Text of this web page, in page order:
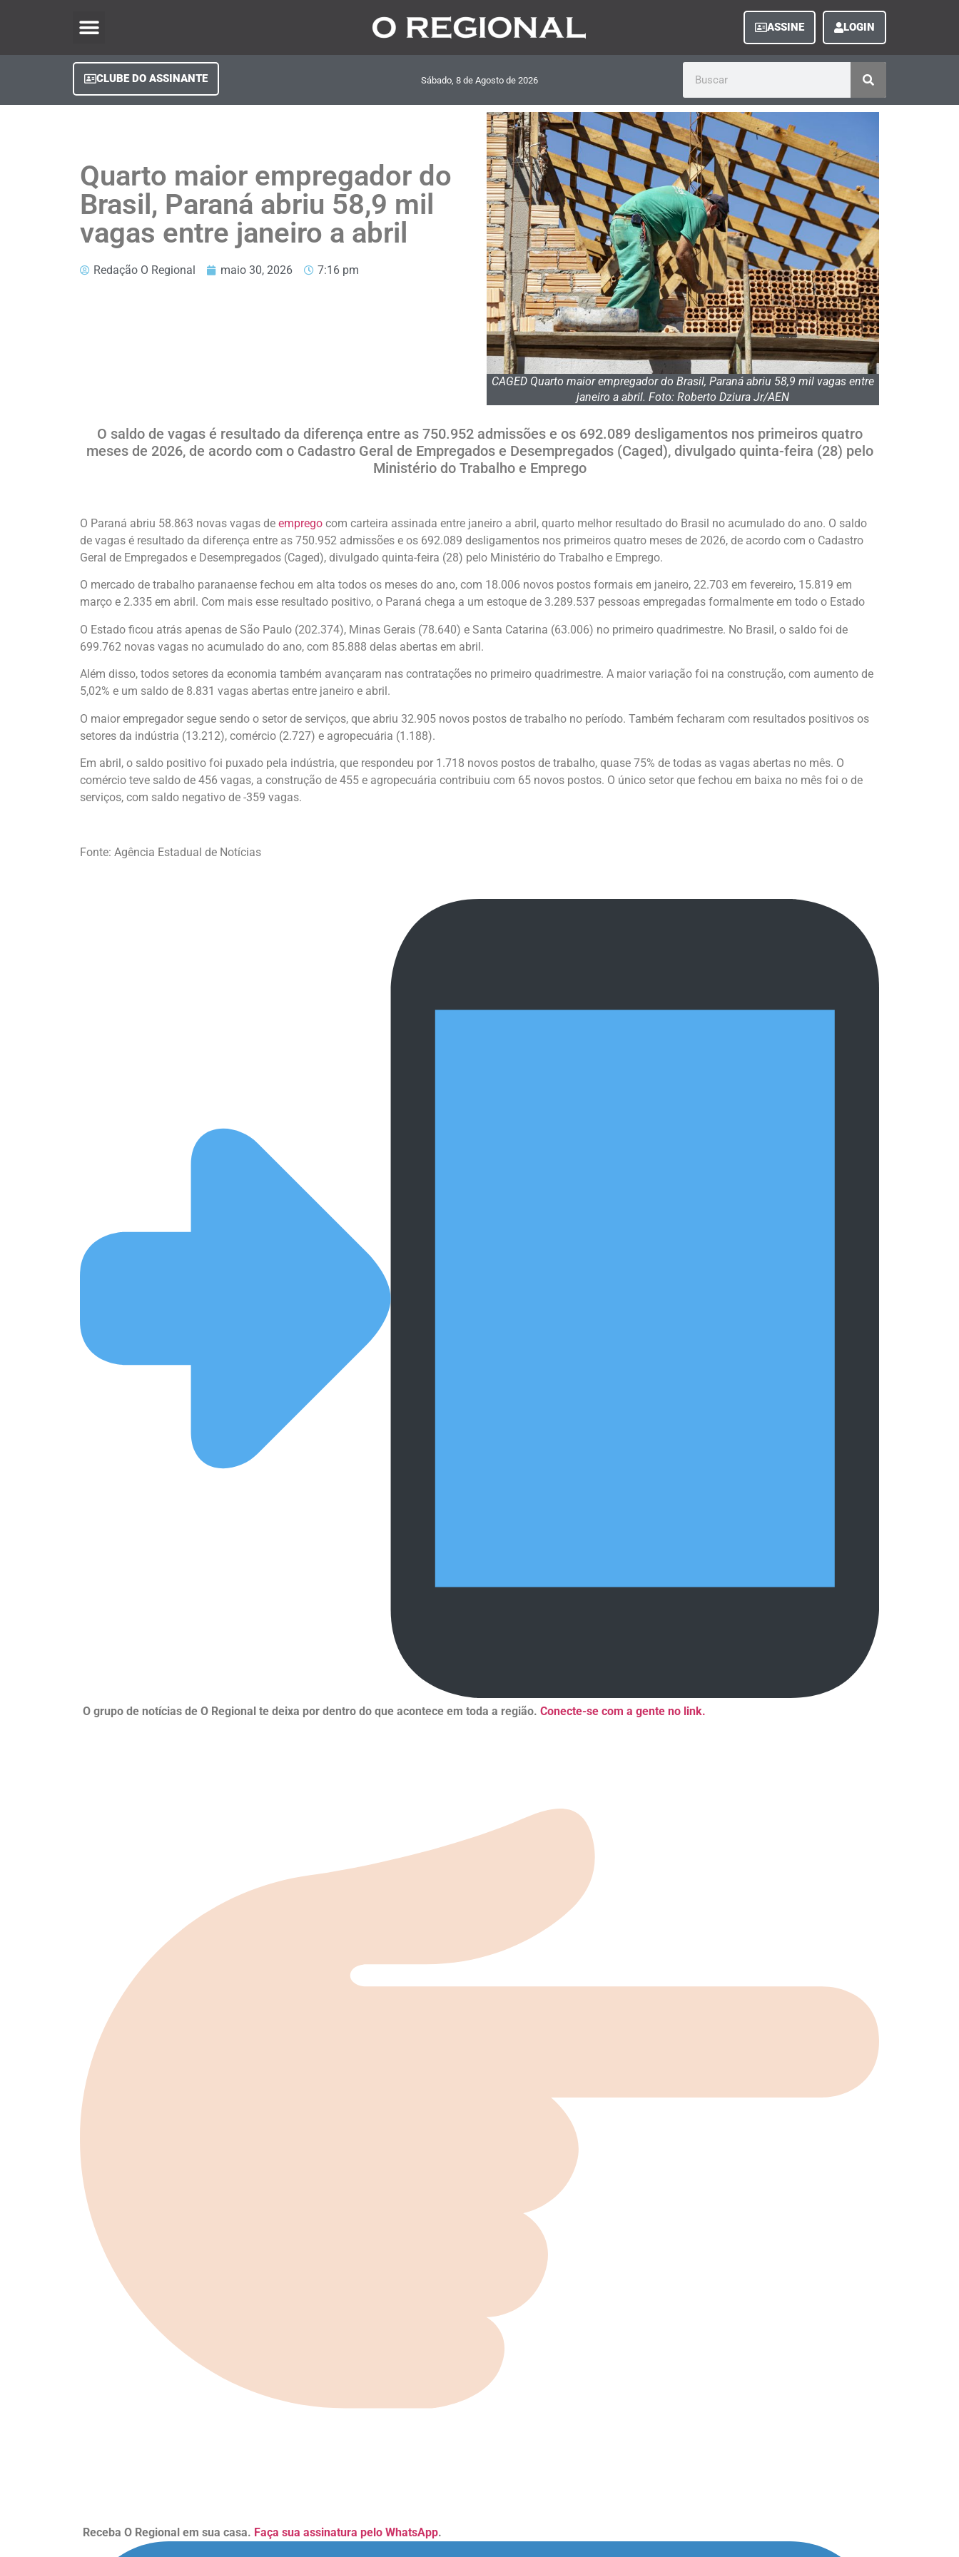
ASSINE LOGIN
CLUBE DO ASSINANTE Sábado, 8 de Agosto de 2026
Quarto maior empregador do
Brasil, Paraná abriu 58,9 mil
vagas entre janeiro a abril
Redação O Regional maio 30, 2026 7:16 pm
CAGED Quarto maior empregador do Brasil, Paraná abriu 58,9 mil vagas entre
janeiro a abril. Foto: Roberto Dziura Jr/AEN
O saldo de vagas é resultado da diferença entre as 750.952 admissões e os 692.089 desligamentos nos primeiros quatro
meses de 2026, de acordo com o Cadastro Geral de Empregados e Desempregados (Caged), divulgado quinta-feira (28) pelo
Ministério do Trabalho e Emprego
O Paraná abriu 58.863 novas vagas de emprego com carteira assinada entre janeiro a abril, quarto melhor resultado do Brasil no acumulado do ano. O saldo
de vagas é resultado da diferença entre as 750.952 admissões e os 692.089 desligamentos nos primeiros quatro meses de 2026, de acordo com o Cadastro
Geral de Empregados e Desempregados (Caged), divulgado quinta-feira (28) pelo Ministério do Trabalho e Emprego.
O mercado de trabalho paranaense fechou em alta todos os meses do ano, com 18.006 novos postos formais em janeiro, 22.703 em fevereiro, 15.819 em
março e 2.335 em abril. Com mais esse resultado positivo, o Paraná chega a um estoque de 3.289.537 pessoas empregadas formalmente em todo o Estado
O Estado ficou atrás apenas de São Paulo (202.374), Minas Gerais (78.640) e Santa Catarina (63.006) no primeiro quadrimestre. No Brasil, o saldo foi de
699.762 novas vagas no acumulado do ano, com 85.888 delas abertas em abril.
Além disso, todos setores da economia também avançaram nas contratações no primeiro quadrimestre. A maior variação foi na construção, com aumento de
5,02% e um saldo de 8.831 vagas abertas entre janeiro e abril.
O maior empregador segue sendo o setor de serviços, que abriu 32.905 novos postos de trabalho no período. Também fecharam com resultados positivos os
setores da indústria (13.212), comércio (2.727) e agropecuária (1.188).
Em abril, o saldo positivo foi puxado pela indústria, que respondeu por 1.718 novos postos de trabalho, quase 75% de todas as vagas abertas no mês. O
comércio teve saldo de 456 vagas, a construção de 455 e agropecuária contribuiu com 65 novos postos. O único setor que fechou em baixa no mês foi o de
serviços, com saldo negativo de -359 vagas.
Fonte: Agência Estadual de Notícias
O grupo de notícias de O Regional te deixa por dentro do que acontece em toda a região. Conecte-se com a gente no link.
Receba O Regional em sua casa. Faça sua assinatura pelo WhatsApp.